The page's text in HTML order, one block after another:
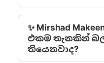
✨ Mirshad
එකම තැනකින්
තියෙනවාද?